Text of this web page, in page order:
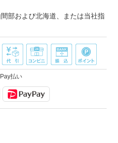
部および北海道、または当社指
払い